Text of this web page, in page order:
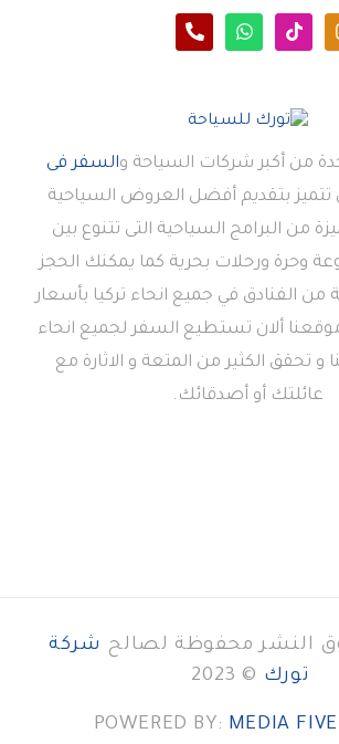
من أكبر شركات السياحة والسفر فى
بتقديم أفضل العروض السياحية
من البرامج السياحية التى تتنوع بين
وحرة ورحلات بحرية كما يمكنك الحجز
من الفنادق في جميع انحاء تركيا بأسعار
موقعنا ألان تستطيع السفر لجميع انحاء
و تحقق الكثير من المتعة و الاثارة مع
عائلتك أو أصدقائك.
النشر محفوظة لصالح شركة
تورك © 2023
POWERED BY: MEDIA FIVE